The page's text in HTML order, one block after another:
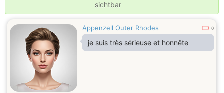
sichtbar
Appenzell Outer Rhodes 0
je suis très sérieuse et honnête